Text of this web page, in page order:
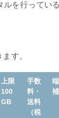
ルを行ってい
上限
100
GB
手数
料・
送料
（税